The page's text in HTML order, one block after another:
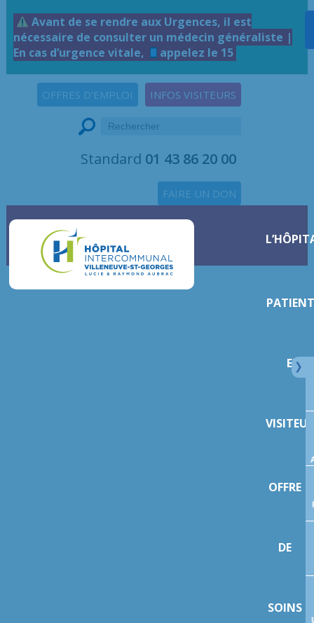
Avant de se rendre aux Urgences, il est
nécessaire de consulter un médecin généraliste |
En cas d’urgence vitale,
appelez le 15
INFOS VISITEURS
OFFRES D'EMPLOI
Standard 01 43 86 20 00
FAIRE UN DON
ET
OFFRE
DE
SOINS